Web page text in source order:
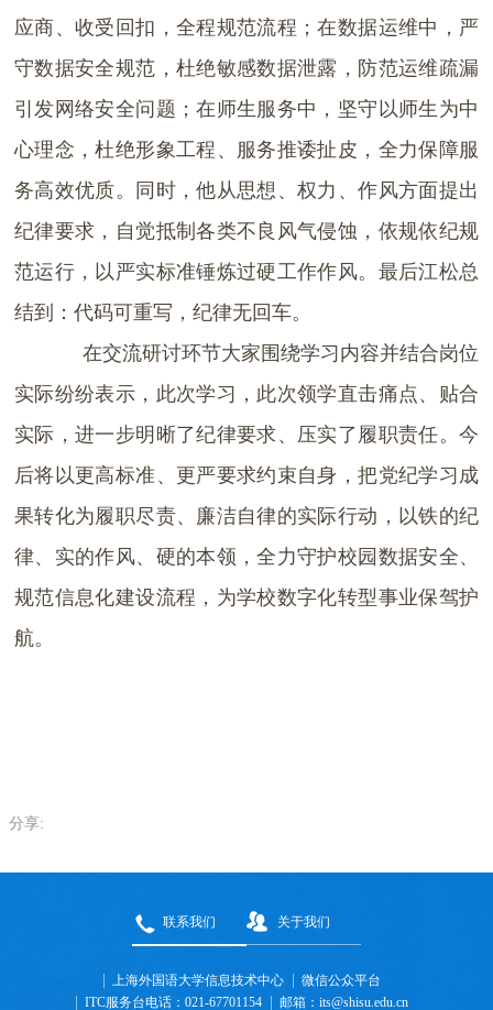
应商、收受回扣，全程规范流程；在数据运维中，严
守数据安全规范，杜绝敏感数据泄露，防范运维疏漏
引发网络安全问题；在师生服务中，坚守以师生为中
心理念，杜绝形象工程、服务推诿扯皮，全力保障服
务高效优质。同时，他从思想、权力、作风方面提出
纪律要求，自觉抵制各类不良风气侵蚀，依规依纪规
范运行，以严实标准锤炼过硬工作作风。最后江松总
结到：代码可重写，纪律无回车。
在交流研讨环节大家围绕学习内容并结合岗位
实际纷纷表示，此次学习，此次领学直击痛点、贴合
实际，进一步明晰了纪律要求、压实了履职责任。今
后将以更高标准、更严要求约束自身，把党纪学习成
果转化为履职尽责、廉洁自律的实际行动，以铁的纪
律、实的作风、硬的本领，全力守护校园数据安全、
规范信息化建设流程，为学校数字化转型事业保驾护
航。
分享:
联系我们 关于我们
上海外国语大学信息技术中心
微信公众平台
ITC服务台电话：021-67701154
邮箱：its@shisu.edu.cn